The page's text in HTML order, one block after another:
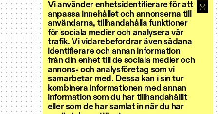
Vi använder enhetsidentifierare för att
anpassa innehållet och annonserna till
användarna, tillhandahålla funktioner
för sociala medier och analysera vår
trafik. Vi vidarebefordrar även sådana
identifierare och annan information
från din enhet till de sociala medier och
annons- och analysföretag som vi
samarbetar med. Dessa kan i sin tur
kombinera informationen med annan
information som du har tillhandahållit
eller som de har samlat in när du har